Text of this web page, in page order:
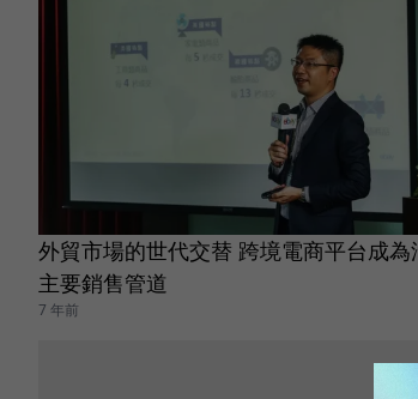
外貿市場的世代交替 跨境電商平台成為
主要銷售管道
7 年前